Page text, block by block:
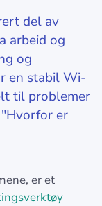
del av
arbeid og
og
en stabil Wi-
til problemer
er
er et